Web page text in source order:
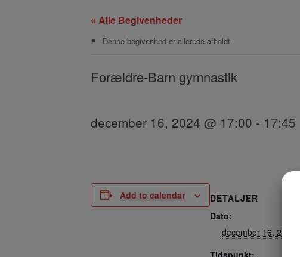
« Alle Begivenheder
Denne begivenhed er allerede afholdt.
Forældre-Barn gymnastik
december 16, 2024 @ 17:00 - 17:45
Add to calendar
DETALJER
Dato:
december 16, 2024
Tidspunkt: